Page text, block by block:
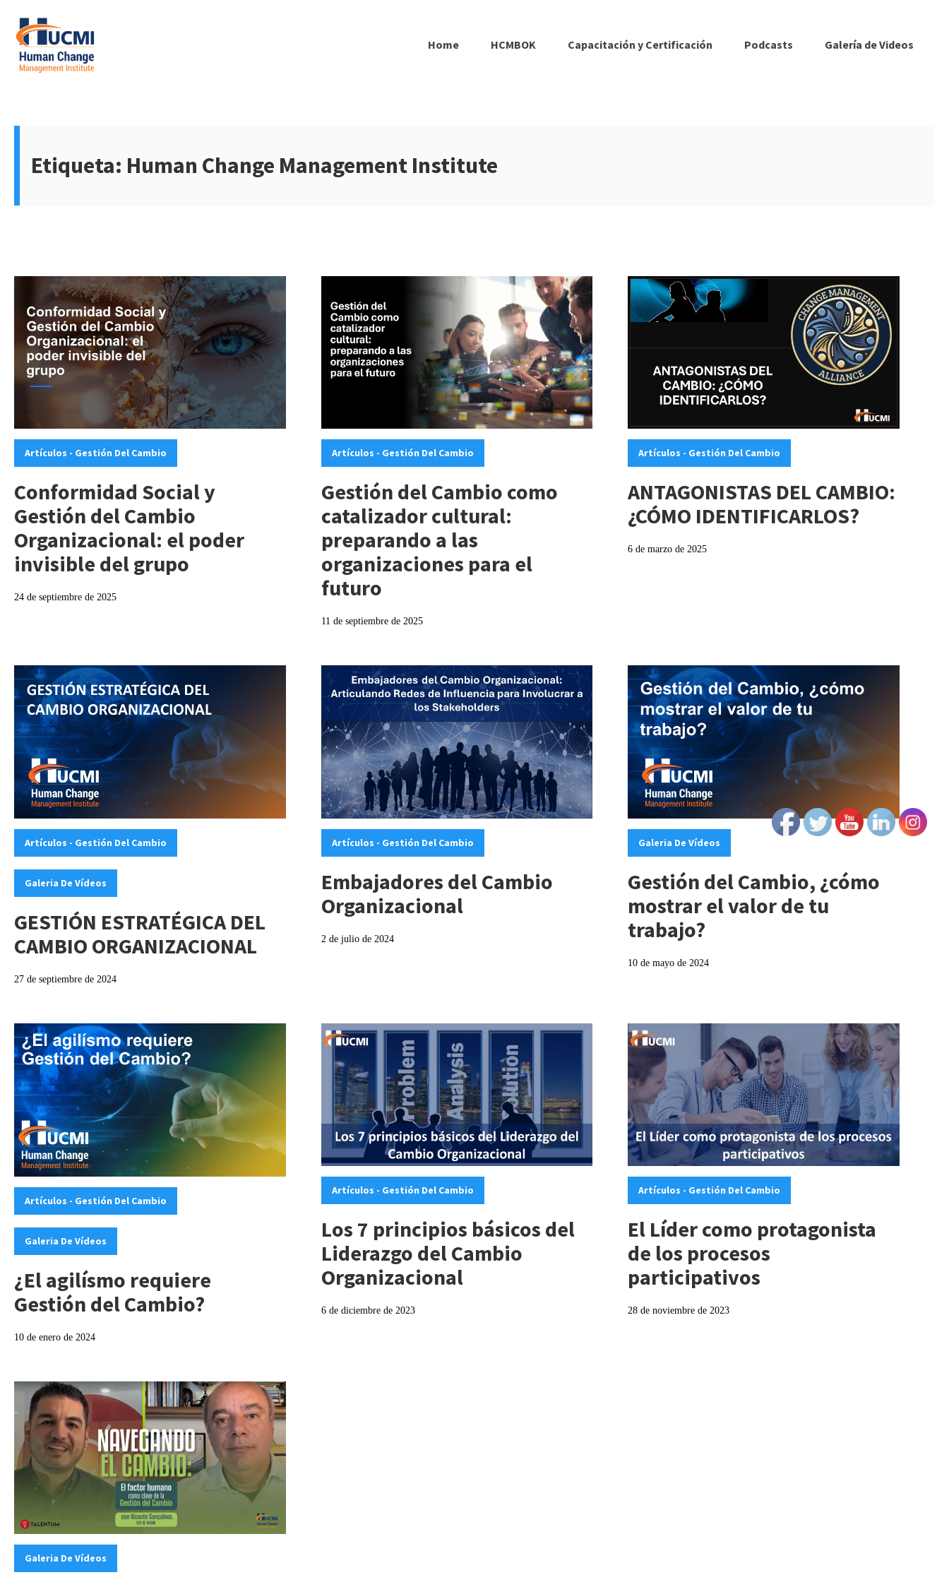
content
Home HCMBOK Capacitación y Certificación Podcasts Galería de Videos
Etiqueta: Human Change Management Institute
Categories:
Artículos - Gestión Del Cambio
Conformidad Social y
Gestión del Cambio
Organizacional: el poder
invisible del grupo
24 de septiembre de 2025
Categories:
Artículos - Gestión Del Cambio
Gestión del Cambio como
catalizador cultural:
preparando a las
organizaciones para el
futuro
11 de septiembre de 2025
Categories:
Artículos - Gestión Del Cambio
ANTAGONISTAS DEL CAMBIO:
¿CÓMO IDENTIFICARLOS?
6 de marzo de 2025
Categories:
Artículos - Gestión Del Cambio
Galeria De Vídeos
GESTIÓN ESTRATÉGICA DEL
CAMBIO ORGANIZACIONAL
27 de septiembre de 2024
Categories:
Artículos - Gestión Del Cambio
Embajadores del Cambio
Organizacional
2 de julio de 2024
Categories:
Galeria De Vídeos
Gestión del Cambio, ¿cómo
mostrar el valor de tu
trabajo?
10 de mayo de 2024
Categories:
Artículos - Gestión Del Cambio
Galeria De Vídeos
¿El agilísmo requiere
Gestión del Cambio?
10 de enero de 2024
Categories:
Artículos - Gestión Del Cambio
Los 7 principios básicos del
Liderazgo del Cambio
Organizacional
6 de diciembre de 2023
Categories:
Artículos - Gestión Del Cambio
El Líder como protagonista
de los procesos
participativos
28 de noviembre de 2023
Categories:
Galeria De Vídeos